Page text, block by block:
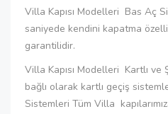
Villa Kapısı Modelleri Bas Aç
saniyede kendini kapatma
garantilidir.
Villa Kapısı Modelleri Kartlı
bağlı olarak kartlı geçiş
Sistemleri Tüm Villa